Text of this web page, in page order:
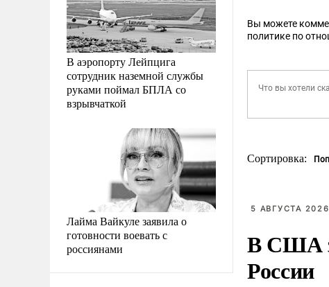
В аэропорту Лейпцига
сотрудник наземной службы
руками поймал БПЛА со
взрывчаткой
Лайма Вайкуле заявила о
готовности воевать с
россиянами
Вы можете
политике по
Сортировка:
5 АВГУСТА
В США
России